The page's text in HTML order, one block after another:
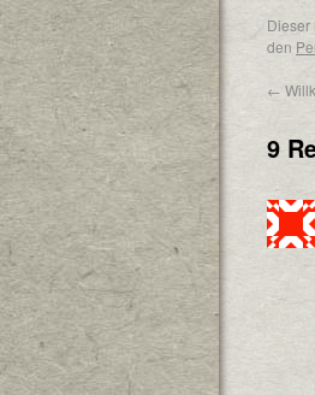
Dieser
den
←
9